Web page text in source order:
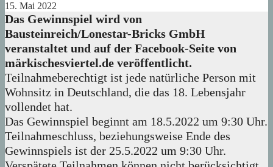
15. Mai 2022
Das Gewinnspiel wird von
Bausteinreich/Lonestar-Bricks GmbH
veranstaltet und auf der Facebook-Seite von
märkischesviertel.de veröffentlicht.
Teilnahmeberechtigt ist jede natürliche Person mit
Wohnsitz in Deutschland, die das 18. Lebensjahr
vollendet hat.
Das Gewinnspiel beginnt am 18.5.2022 um 9:30 Uhr.
Teilnahmeschluss, beziehungsweise Ende des
Gewinnspiels ist der 25.5.2022 um 9:30 Uhr.